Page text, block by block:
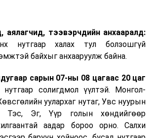
албан бичиг;
хуулбар;
дурдагдсан 5 сэдвээс нэгийг
хэлээр 500 хүртэлх үгтэй эссэ
тайлбар:
аялагчид, тээвэрчдийн анхааралд:
нутгаар халах тул болзошгүй
байхыг анхааруулж байна.
сарын 07-ны 08 цагаас 20 цаг
солигдмол үүлтэй. Монгол-
уулархаг нутаг, Увс нуурын
Тэс, Эг, Үүр голын хөндийгөөр
аадар бороо орно. Салхи